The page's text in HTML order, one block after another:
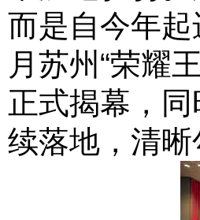
而是自今年
月苏州“荣耀
正式揭幕，
续落地，清